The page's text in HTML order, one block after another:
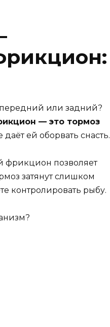
или задний?
— это тормоз
ей оборвать снасть.
фрикцион позволяет
затянут слишком
контролировать рыбу.